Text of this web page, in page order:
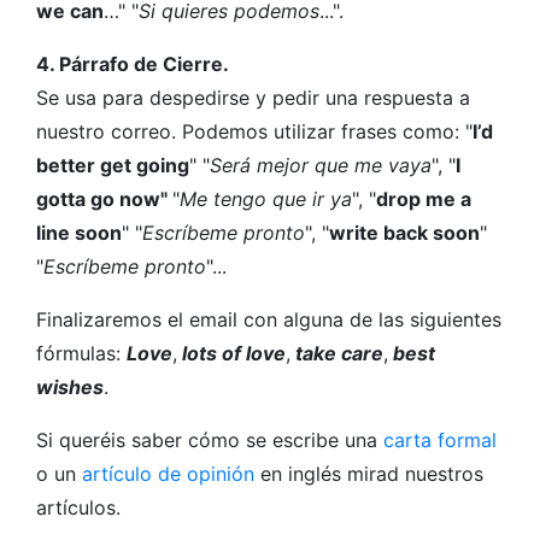
we can…" "Si quieres podemos...".
4. Párrafo de Cierre.
Se usa para despedirse y pedir una respuesta a
nuestro correo. Podemos utilizar frases como: "I’d
better get going" "Será mejor que me vaya", "I
gotta go now" "Me tengo que ir ya", "drop me a
line soon" "Escríbeme pronto", "write back soon"
"Escríbeme pronto"...
Finalizaremos el email con alguna de las siguientes
fórmulas: Love, lots of love, take care, best
wishes.
Si queréis saber cómo se escribe una carta formal
o un artículo de opinión en inglés mirad nuestros
artículos.